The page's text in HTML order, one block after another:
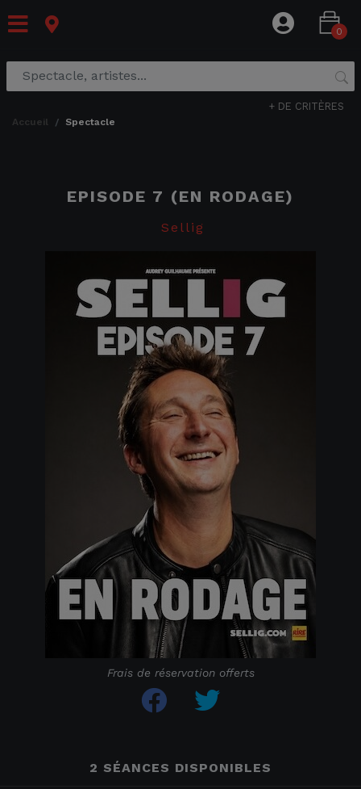
0
+ DE CRITÈRES
accueil spectacle
EPISODE 7 (EN RODAGE)
Sellig
Frais de réservation offerts
2 SÉANCES DISPONIBLES